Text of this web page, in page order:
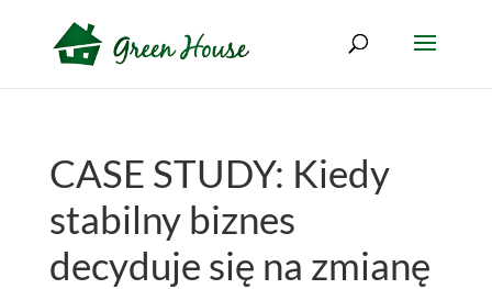
CASE STUDY: Kiedy
stabilny biznes
decyduje się na zmianę